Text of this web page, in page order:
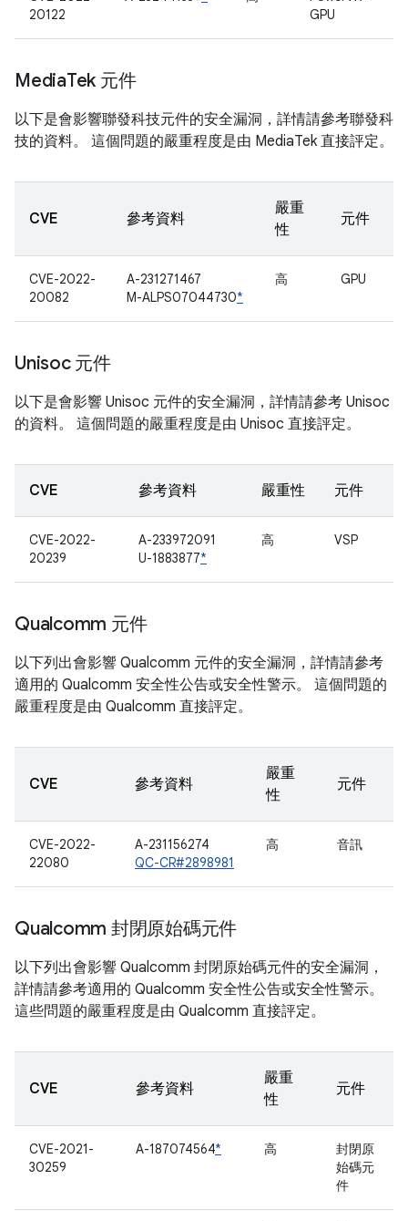
20122
GPU
MediaTek 元件
以下是會影響聯發科技元件的安全漏洞，詳情請參考聯發科
技的資料。 這個問題的嚴重程度是由 MediaTek 直接評定。
CVE 參考資料
嚴重
性
元件
CVE-2022-
20082
A-231271467
M-ALPS07044730*
高 GPU
Unisoc 元件
以下是會影響 Unisoc 元件的安全漏洞，詳情請參考 Unisoc
的資料。 這個問題的嚴重程度是由 Unisoc 直接評定。
CVE 參考資料 嚴重性 元件
CVE-2022-
20239
A-233972091
U-1883877*
高 VSP
Qualcomm 元件
以下列出會影響 Qualcomm 元件的安全漏洞，詳情請參考
適用的 Qualcomm 安全性公告或安全性警示。 這個問題的
嚴重程度是由 Qualcomm 直接評定。
CVE 參考資料
嚴重
性
元件
CVE-2022-
22080
A-231156274
QC-CR#2898981
高 音訊
Qualcomm 封閉原始碼元件
以下列出會影響 Qualcomm 封閉原始碼元件的安全漏洞，
詳情請參考適用的 Qualcomm 安全性公告或安全性警示。
這些問題的嚴重程度是由 Qualcomm 直接評定。
CVE 參考資料
嚴重
性
元件
CVE-2021-
30259
A-187074564* 高
封閉原
始碼元
件